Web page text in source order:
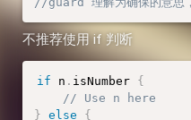
不推荐使用 if 判断
if n . isNumber {
// Use n here
} else
{